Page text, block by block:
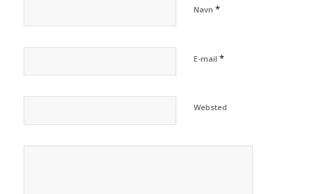
Navn *
E-mail *
Websted